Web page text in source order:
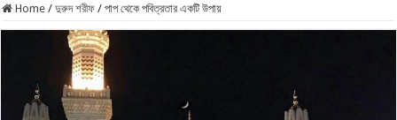
Home / দুরুদ শরীফ / পাপ থেকে পবিত্রতার একটি উপায়